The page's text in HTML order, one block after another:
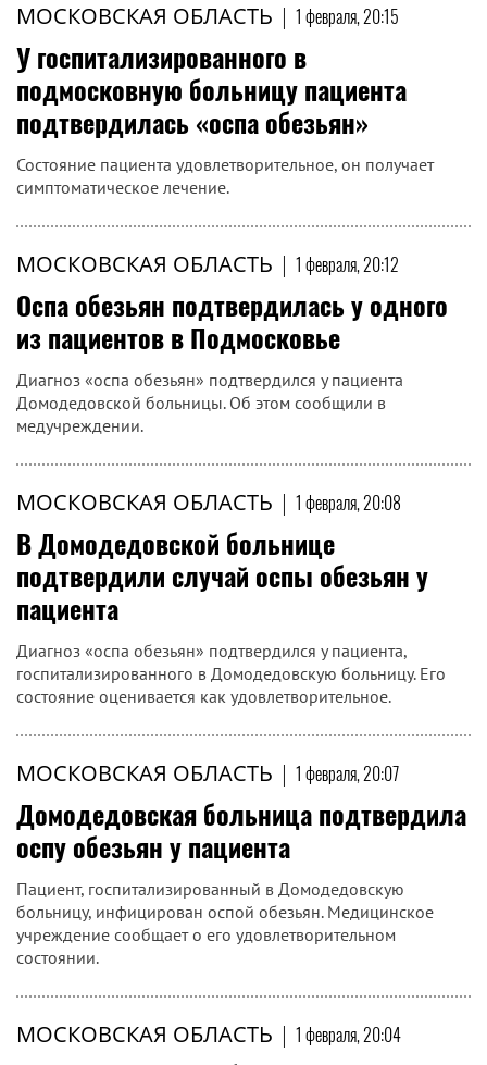
МОСКОВСКАЯ ОБЛАСТЬ | 1 февраля, 20:15
У госпитализированного в
подмосковную больницу пациента
подтвердилась «оспа обезьян»
Состояние пациента удовлетворительное, он получает
симптоматическое лечение.
МОСКОВСКАЯ ОБЛАСТЬ | 1 февраля, 20:12
Оспа обезьян подтвердилась у одного
из пациентов в Подмосковье
Диагноз «оспа обезьян» подтвердился у пациента
Домодедовской больницы. Об этом сообщили в
медучреждении.
МОСКОВСКАЯ ОБЛАСТЬ | 1 февраля, 20:08
В Домодедовской больнице
подтвердили случай оспы обезьян у
пациента
Диагноз «оспа обезьян» подтвердился у пациента,
госпитализированного в Домодедовскую больницу. Его
состояние оценивается как удовлетворительное.
МОСКОВСКАЯ ОБЛАСТЬ | 1 февраля, 20:07
Домодедовская больница подтвердила
оспу обезьян у пациента
Пациент, госпитализированный в Домодедовскую
больницу, инфицирован оспой обезьян. Медицинское
учреждение сообщает о его удовлетворительном
состоянии.
МОСКОВСКАЯ ОБЛАСТЬ | 1 февраля, 20:04